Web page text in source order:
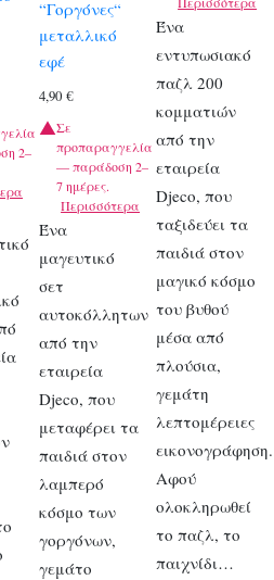
2–
“Γοργόνες“
μεταλλικό
εφέ
4,90€
Σε
προπαραγγελία
— παράδοση 2–
7 ημέρες.
Περισσότερα
Ένα
μαγευτικό
σετ
αυτοκόλλητων
από την
εταιρεία
Djeco, που
μεταφέρει τα
παιδιά στον
λαμπερό
κόσμο των
γοργόνων,
γεμάτο
Ένα
εντυπωσιακό
παζλ 200
κομματιών
από την
εταιρεία
Djeco, που
ταξιδεύει τα
παιδιά στον
μαγικό κόσμο
του βυθού
μέσα από
πλούσια,
γεμάτη
λεπτομέρειες
εικονογράφηση.
Αφού
ολοκληρωθεί
το παζλ, το
παιχνίδι…